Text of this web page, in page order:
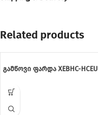
Related products
გამწოვი ფარდა XEBHC-HCEU